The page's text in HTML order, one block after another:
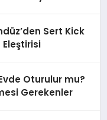
Sert Kick
Oturulur mu?
Gerekenler